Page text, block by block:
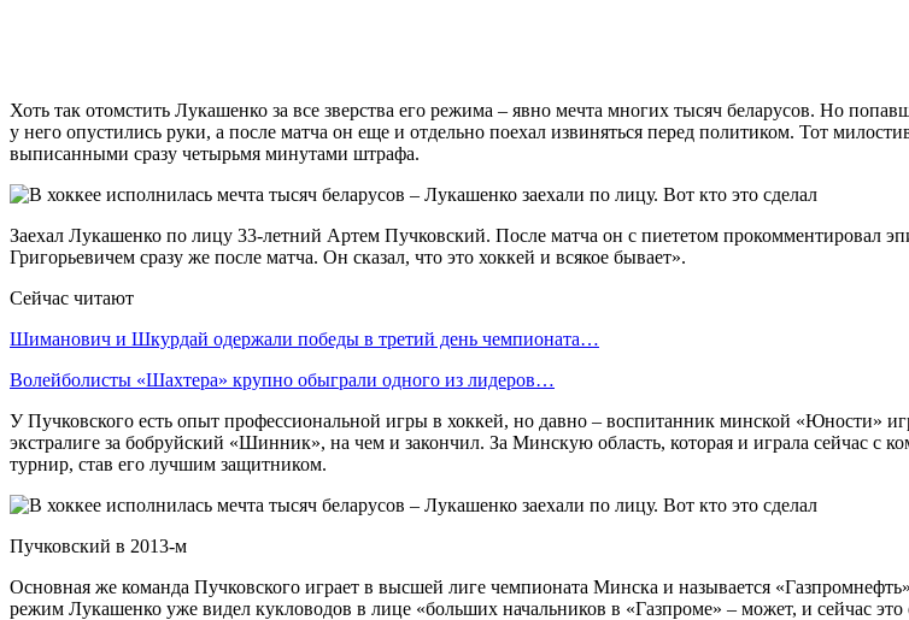
Хоть так отомстить Лукашенко за все зверства его режима – явно мечта многих тысяч беларусов. Но
у него опустились руки, а после матча он еще и отдельно поехал извиняться перед политиком. Тот
выписанными сразу четырьмя минутами штрафа.
Заехал Лукашенко по лицу 33-летний Артем Пучковский. После матча он с пиететом прокомментировал
Григорьевичем сразу же после матча. Он сказал, что это хоккей и всякое бывает».
Сейчас читают
Шиманович и Шкурдай одержали победы в третий день чемпионата…
Волейболисты «Шахтера» крупно обыграли одного из лидеров…
У Пучковского есть опыт профессиональной игры в хоккей, но давно – воспитанник минской «Юности»
экстралиге за бобруйский «Шинник», на чем и закончил. За Минскую область, которая и играла сейчас с
турнир, став его лучшим защитником.
Пучковский в 2013-м
Основная же команда Пучковского играет в высшей лиге чемпионата Минска и называется
режим Лукашенко уже видел кукловодов в лице «больших начальников в «Газпроме» – может, и сейчас